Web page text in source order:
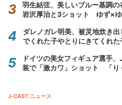
羽生結弦、美しいブルー基調の
岩沢厚治と3ショット ゆず×
ダレノガレ明美、被災地炊き
でくれた子やとりにきてくれた
ドイツの美女フィギュア選手
装で「激カワ」ショット 「り
J-CAST ニュース